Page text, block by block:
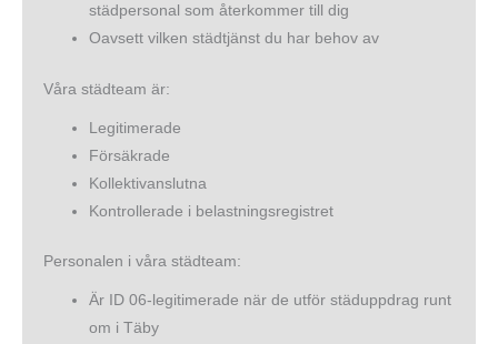
städpersonal som återkommer till dig
Oavsett vilken städtjänst du har behov av
Våra städteam är:
Legitimerade
Försäkrade
Kollektivanslutna
Kontrollerade i belastningsregistret
Personalen i våra städteam:
Är ID 06-legitimerade när de utför städuppdrag runt
om i Täby